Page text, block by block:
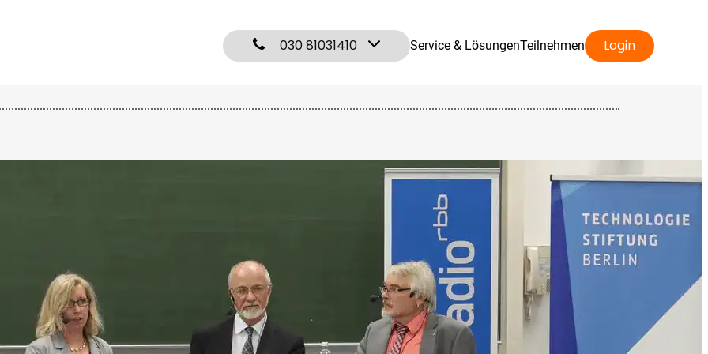
030 81031410 Service & LösungenTeilnehmen Login